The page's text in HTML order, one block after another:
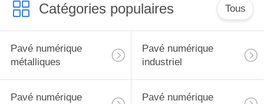
Catégories populaires Tous
Pavé numérique
métalliques
Pavé numérique
industriel
Pavé numérique
Pavé numérique